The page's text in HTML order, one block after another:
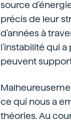
source
précis de leur
d'années à
l'instabilité qui
peuvent
ce qui nous a
théories. Au